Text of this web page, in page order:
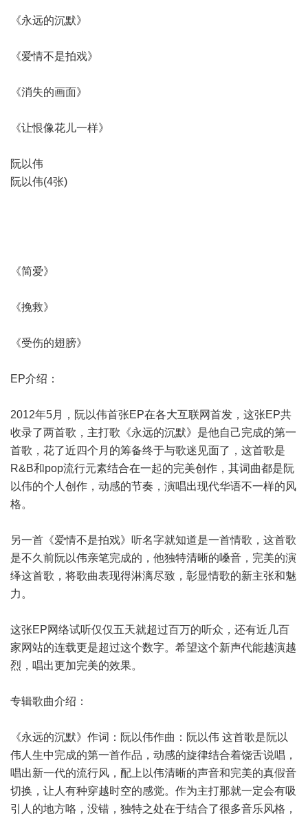
《永远的沉默》
《爱情不是拍戏》
《消失的画面》
《让恨像花儿一样》
阮以伟
阮以伟(4张)
《简爱》
《挽救》
《受伤的翅膀》
EP介绍：
2012年5月，阮以伟首张EP在各大互联网首发，这张EP共
收录了两首歌，主打歌《永远的沉默》是他自己完成的第一
首歌，花了近四个月的筹备终于与歌迷见面了，这首歌是
R&B和pop流行元素结合在一起的完美创作，其词曲都是阮
以伟的个人创作，动感的节奏，演唱出现代华语不一样的风
格。
另一首《爱情不是拍戏》听名字就知道是一首情歌，这首歌
是不久前阮以伟亲笔完成的，他独特清晰的嗓音，完美的演
绎这首歌，将歌曲表现得淋漓尽致，彰显情歌的新主张和魅
力。
这张EP网络试听仅仅五天就超过百万的听众，还有近几百
家网站的连载更是超过这个数字。希望这个新声代能越演越
烈，唱出更加完美的效果。
专辑歌曲介绍：
《永远的沉默》作词：阮以伟作曲：阮以伟 这首歌是阮以
伟人生中完成的第一首作品，动感的旋律结合着饶舌说唱，
唱出新一代的流行风，配上以伟清晰的声音和完美的真假音
切换，让人有种穿越时空的感觉。作为主打那就一定会有吸
引人的地方咯，没错，独特之处在于结合了很多音乐风格，